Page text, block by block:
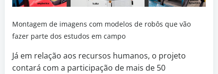
Montagem de imagens com modelos de robôs que vão
fazer parte dos estudos em campo
Já em relação aos recursos humanos, o projeto
contará com a participação de mais de 50